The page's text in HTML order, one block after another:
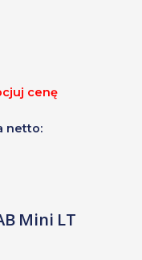
cenę
netto:
Mini LT